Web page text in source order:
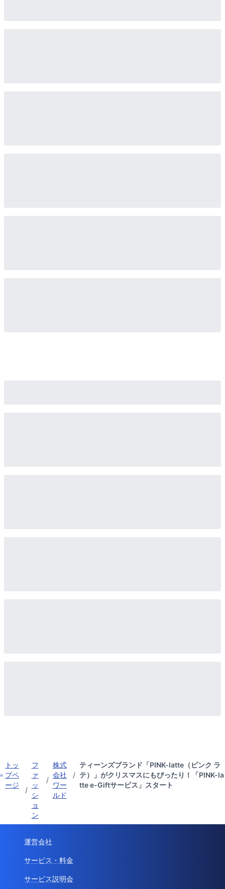
トッ
プペ
ージ
/
フ
ァ
ッ
シ
ョ
ン
/
株式
会社
ワー
ルド
/
ティーンズブランド「PINK-latte（ピンク ラ
テ）」がクリスマスにもぴったり！「PINK-la
tte e-Giftサービス」スタート
運営会社
サービス・料金
サービス説明会